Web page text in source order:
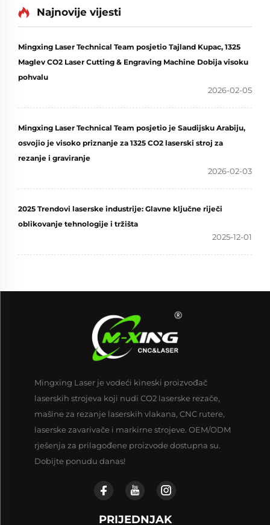
Najnovije vijesti
Mingxing Laser Technical Team posjetio Tajland Kupac, 1325
Maglev CO2 Laser Cutting & Engraving Machine Dobija visoku
pohvalu
2026-02-05
Mingxing Laser Technical Team posjetio je Saudijsku Arabiju,
osvojio je visoko priznanje za 1325 CO2 laserski stroj za
rezanje i graviranje
2026-02-03
2025 Trendovi laserske industrije: Glavne ključne riječi
oblikovanje tehnologije i tržišta
2025-12-01
Mingxing Laser je vodeći kineski proizvođač
laserskih strojeva koji nudi CO2 laserske rezače,
mašine za rezanje laserskih vlakana, CNC rutere,
laserske zavarivače i markirne strojeve. OEM/ODM
rješenja za prilagođene proizvode dostupna su.
Dobijte ponudu danas!
PRIJEDNJAK